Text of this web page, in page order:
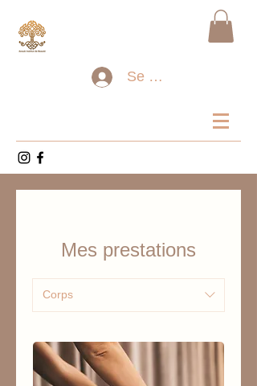
Se connecter
Mes prestations
Corps